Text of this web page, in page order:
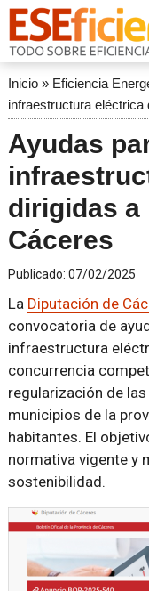
Inicio» Eficiencia
infraestructura
Ayudas
dirigidas a
Cáceres
Publicado: 07/02/2025
La Diputación de
convocatoria de
infraestructura
concurrencia
regularización de
municipios de la
habitantes. El
normativa vigente y
sostenibilidad.